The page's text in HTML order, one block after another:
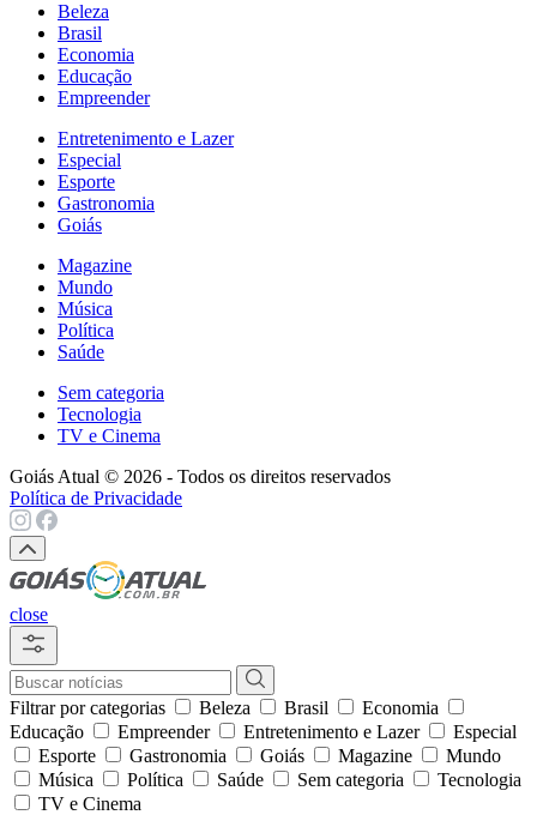
Beleza
Brasil
Economia
Educação
Empreender
Entretenimento e Lazer
Especial
Esporte
Gastronomia
Goiás
Magazine
Mundo
Música
Política
Saúde
Sem categoria
Tecnologia
TV e Cinema
Goiás Atual © 2026 - Todos os direitos reservados
Política de Privacidade
close
Filtrar por categorias Beleza Brasil
Economia
Educação
Empreender Entretenimento e Lazer
Especial
Esporte
Gastronomia Goiás Magazine
Mundo
Música
Política Saúde Sem categoria
Tecnologia
TV e Cinema